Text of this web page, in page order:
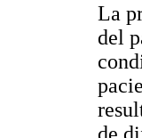
La
del